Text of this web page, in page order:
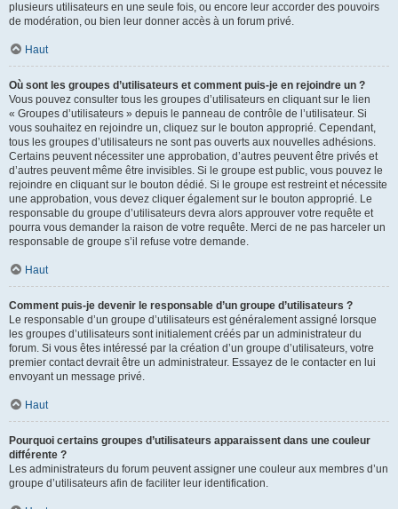
plusieurs utilisateurs en une seule fois, ou encore leur accorder des pouvoirs
de modération, ou bien leur donner accès à un forum privé.
Haut
Où sont les groupes d’utilisateurs et comment puis-je en rejoindre un ?
Vous pouvez consulter tous les groupes d’utilisateurs en cliquant sur le lien
« Groupes d’utilisateurs » depuis le panneau de contrôle de l’utilisateur. Si
vous souhaitez en rejoindre un, cliquez sur le bouton approprié. Cependant,
tous les groupes d’utilisateurs ne sont pas ouverts aux nouvelles adhésions.
Certains peuvent nécessiter une approbation, d’autres peuvent être privés et
d’autres peuvent même être invisibles. Si le groupe est public, vous pouvez le
rejoindre en cliquant sur le bouton dédié. Si le groupe est restreint et nécessite
une approbation, vous devez cliquer également sur le bouton approprié. Le
responsable du groupe d’utilisateurs devra alors approuver votre requête et
pourra vous demander la raison de votre requête. Merci de ne pas harceler un
responsable de groupe s’il refuse votre demande.
Haut
Comment puis-je devenir le responsable d’un groupe d’utilisateurs ?
Le responsable d’un groupe d’utilisateurs est généralement assigné lorsque
les groupes d’utilisateurs sont initialement créés par un administrateur du
forum. Si vous êtes intéressé par la création d’un groupe d’utilisateurs, votre
premier contact devrait être un administrateur. Essayez de le contacter en lui
envoyant un message privé.
Haut
Pourquoi certains groupes d’utilisateurs apparaissent dans une couleur
différente ?
Les administrateurs du forum peuvent assigner une couleur aux membres d’un
groupe d’utilisateurs afin de faciliter leur identification.